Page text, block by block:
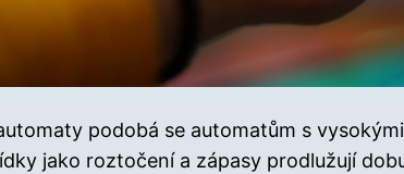
podobá se automatům s
jako roztočení a zápasy prodlužují